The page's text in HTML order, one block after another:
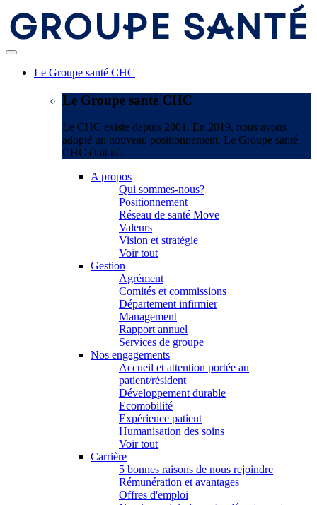
Le Groupe santé CHC
Le Groupe santé CHC
Le CHC existe depuis 2001. En 2019, nous avons
adopté un nouveau positionnement. Le Groupe santé
CHC était né.
A propos
Qui sommes-nous?
Positionnement
Réseau de santé Move
Valeurs
Vision et stratégie
Voir tout
Gestion
Agrément
Comités et commissions
Département infirmier
Management
Rapport annuel
Services de groupe
Nos engagements
Accueil et attention portée au
patient/résident
Développement durable
Ecomobilité
Expérience patient
Humanisation des soins
Voir tout
Carrière
5 bonnes raisons de nous rejoindre
Rémunération et avantages
Offres d'emploi